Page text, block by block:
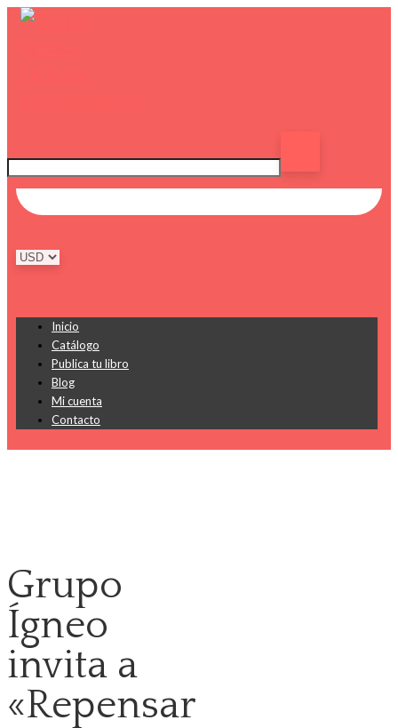
Inicio
Catálogo
Publica tu libro
Blog
Mi cuenta
Contacto
Grupo
Ígneo
invita a
«Repensar